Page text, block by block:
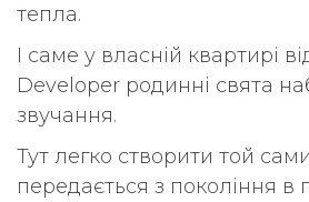
тепла.
І саме у власній квартирі
Developer родинні свята
звучання.
Тут легко створити той
передається з покоління в